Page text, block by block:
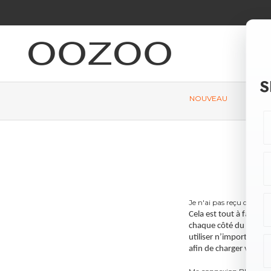
contenu
NOUVEAU
Je n'ai pas reçu de
Cela est tout à fait
chaque côté du boîtier
utiliser n’importe
afin de charger votre